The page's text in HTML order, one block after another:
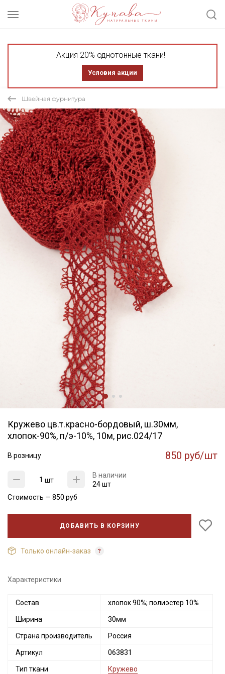
Акция 20% однотонные ткани!
Условия акции
Швейная фурнитура
Кружево цв.т.красно-бордовый, ш.30мм,
хлопок-90%, п/э-10%, 10м, рис.024/17
В розницу 850 руб/шт
шт
В наличии
24 шт
Стоимость — 850 руб
ДОБАВИТЬ В КОРЗИНУ
Только онлайн-заказ
Характеристики
Состав хлопок 90%; полиэстер 10%
Ширина 30мм
Страна производитель Россия
Артикул 063831
Тип ткани Кружево